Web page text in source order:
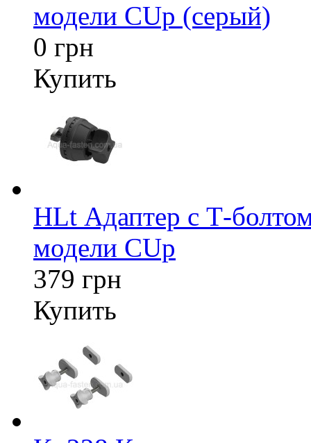
модели CUp (серый)
0 грн
Купить
HLt Адаптер c Т-
модели CUp
379 грн
Купить